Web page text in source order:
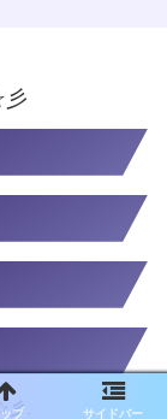
.
プ サイドバー